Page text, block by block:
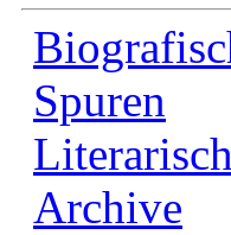
Spuren
Archive